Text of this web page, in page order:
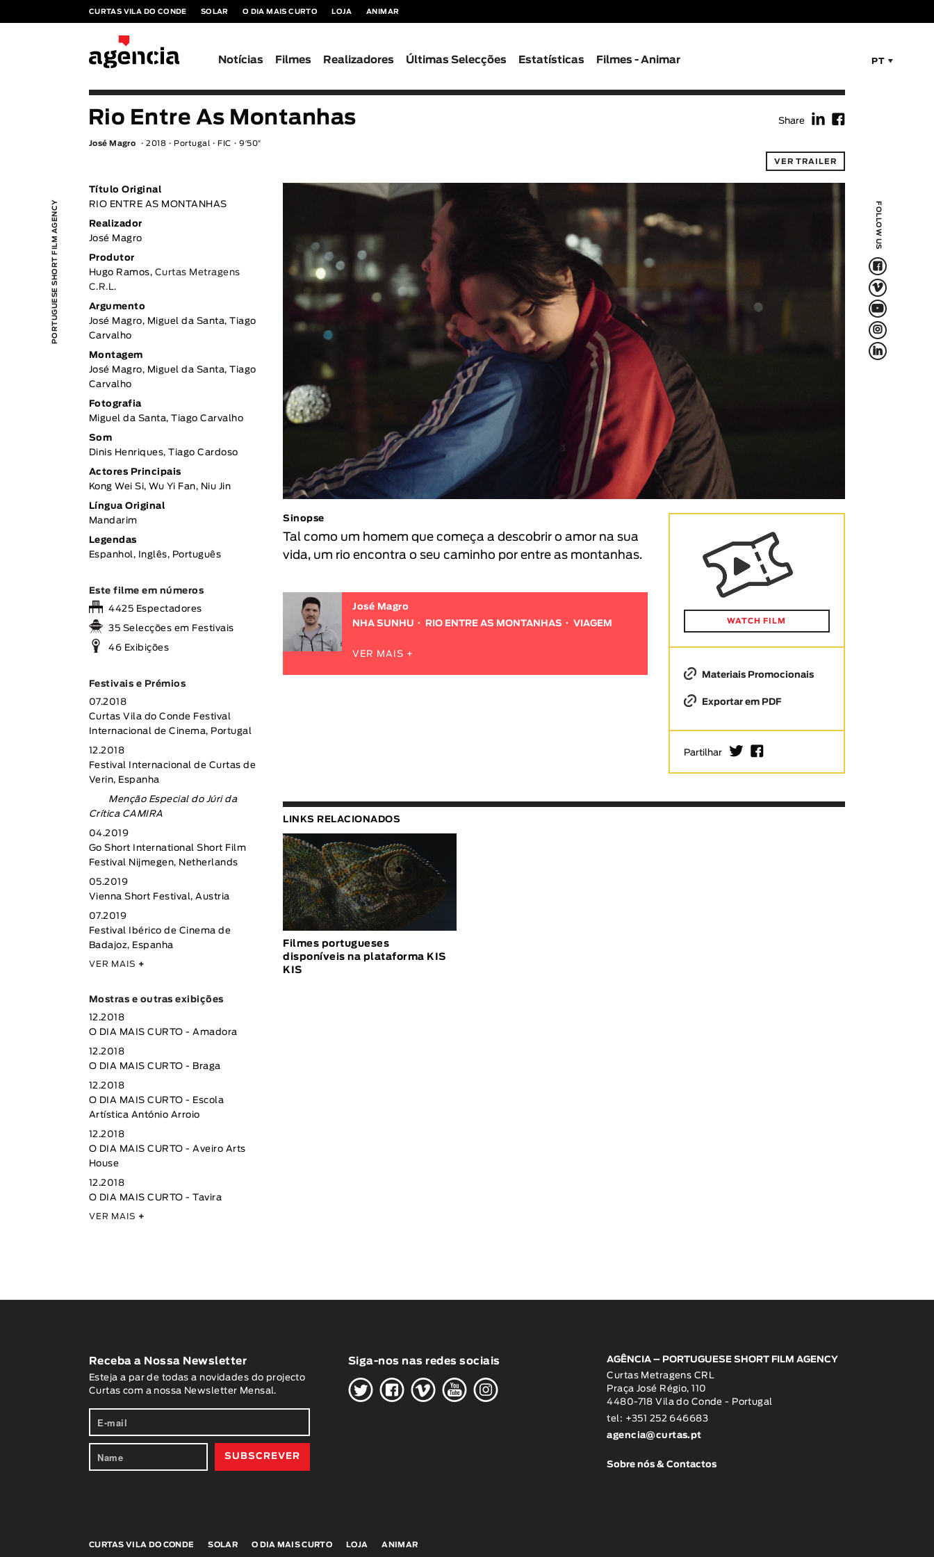
CURTAS VILA DO CONDE SOLAR O DIA MAIS CURTO LOJA ANIMAR
PT
Notícias Filmes Realizadores Últimas Selecções Estatísticas Filmes - Animar
PORTUGUESE SHORT FILM AGENCY FOLLOW US
F
V
Q
L
f
Rio Entre As Montanhas
José Magro 2018 Portugal FIC 9′50″
Share f F
VER TRAILER
WATCH FILM
Materiais Promocionais
Exportar em PDF
Partilhar I F
Sinopse
Tal como um homem que começa a descobrir o amor na sua
vida, um rio encontra o seu caminho por entre as montanhas.
José Magro
NHA SUNHU
RIO ENTRE AS MONTANHAS VIAGEM
VER MAIS +
LINKS RELACIONADOS
Filmes portugueses
disponíveis na plataforma KIS
KIS
Título Original
RIO ENTRE AS MONTANHAS
Realizador
José Magro
Produtor
Hugo Ramos, Curtas Metragens
C.R.L.
Argumento
José Magro, Miguel da Santa, Tiago
Carvalho
Montagem
José Magro, Miguel da Santa, Tiago
Carvalho
Fotografia
Miguel da Santa, Tiago Carvalho
Som
Dinis Henriques, Tiago Cardoso
Actores Principais
Kong Wei Si, Wu Yi Fan, Niu Jin
Língua Original
Mandarim
Legendas
Espanhol, Inglês, Português
Este filme em números
4425 Espectadores
35 Selecções em Festivais
46 Exibições
Festivais e Prémios
07.2018
Curtas Vila do Conde Festival
Internacional de Cinema, Portugal
12.2018
Festival Internacional de Curtas de
Verin, Espanha
Menção Especial do Júri da
Crítica CAMIRA
04.2019
Go Short International Short Film
Festival Nijmegen, Netherlands
05.2019
Vienna Short Festival, Austria
07.2019
Festival Ibérico de Cinema de
Badajoz, Espanha
VER MAIS +
Mostras e outras exibições
12.2018
O DIA MAIS CURTO - Amadora
12.2018
O DIA MAIS CURTO - Braga
12.2018
O DIA MAIS CURTO - Escola
Artística António Arroio
12.2018
O DIA MAIS CURTO - Aveiro Arts
House
12.2018
O DIA MAIS CURTO - Tavira
VER MAIS +
Receba a Nossa Newsletter
Esteja a par de todas a novidades do projecto
Curtas com a nossa Newsletter Mensal.
Siga-nos nas redes sociais
HGWOK
AGÊNCIA – PORTUGUESE SHORT FILM AGENCY
Curtas Metragens CRL
Praça José Régio, 110
4480-718 Vila do Conde - Portugal
tel: +351 252 646683
agencia@curtas.pt
Sobre nós & Contactos
CURTAS VILA DO CONDE SOLAR O DIA MAIS CURTO LOJA ANIMAR